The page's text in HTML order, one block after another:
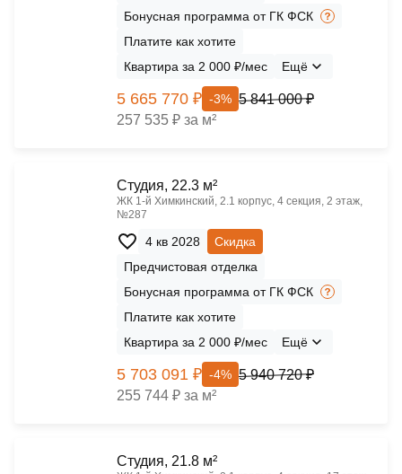
Бонусная программа от ГК ФСК
Платите как хотите
Квартира за 2 000 ₽/мес
Ещё
5 665 770 ₽ -3% 5 841 000 ₽
257 535 ₽ за м²
Cтудия, 22.3 м²
ЖК 1‑й Химкинский, 2.1 корпус, 4 секция, 2 этаж,
№287
4 кв 2028
Скидка
Предчистовая отделка
Бонусная программа от ГК ФСК
Платите как хотите
Квартира за 2 000 ₽/мес
Ещё
5 703 091 ₽ -4% 5 940 720 ₽
255 744 ₽ за м²
Cтудия, 21.8 м²